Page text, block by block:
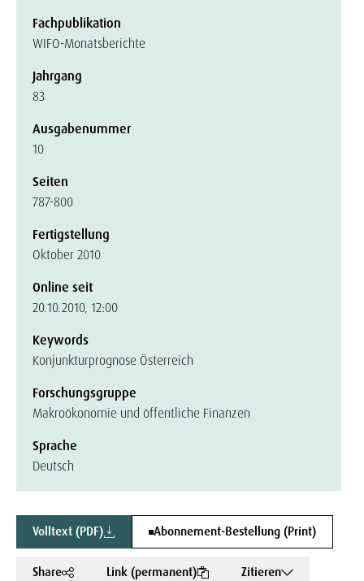
Fachpublikation
WIFO-Monatsberichte
Jahrgang
83
Ausgabenummer
10
Seiten
787-800
Fertigstellung
Oktober 2010
Online seit
20.10.2010, 12:00
Keywords
Konjunkturprognose Österreich
Forschungsgruppe
Makroökonomie und öffentliche Finanzen
Sprache
Deutsch
Volltext (PDF) Abonnement-Bestellung (Print)
Share Link (permanent) Zitieren